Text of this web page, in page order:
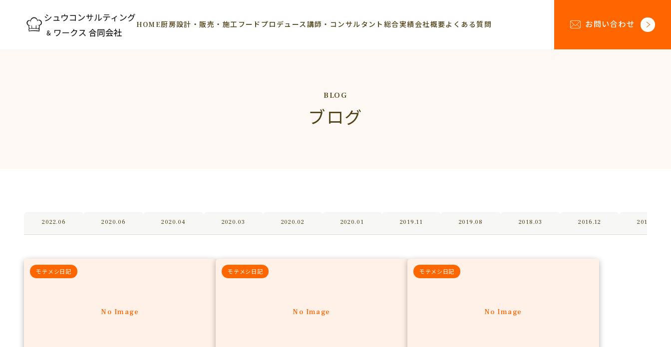
HOME厨房設計・販売・施工 フードプロデュース講師・コンサルタント 総合実績会社概要よくある質問 お問い合わせ
BLOG
ブログ
2022.06 2020.06 2020.04 2020.03 2020.02 2020.01 2019.11 2019.08 2018.03 2016.12 2016.09
No Image
モテメシ日記
No Image
モテメシ日記
No Image
モテメシ日記